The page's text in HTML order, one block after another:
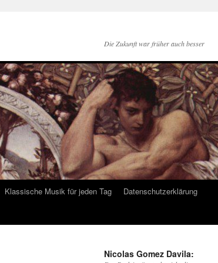
Die Zukunft war früher auch besser
Klassische Musik für jeden Tag
Datenschutzerklärung
Nicolas Gomez Davila: